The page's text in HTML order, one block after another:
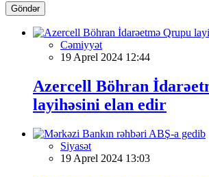
Göndər
Cəmiyyət
19 Aprel 2024 12:44
Azercell Böhran
layihəsini elan edir
Siyasət
19 Aprel 2024 13:03